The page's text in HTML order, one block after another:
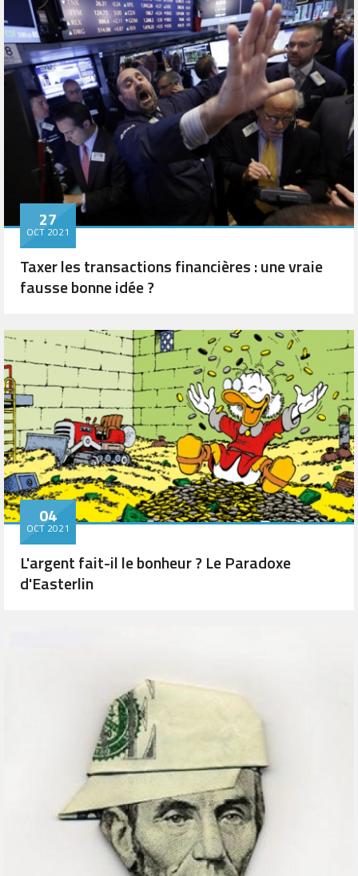
27
OCT 2021
Taxer les transactions financières : une vraie
fausse bonne idée ?
04
OCT 2021
L'argent fait-il le bonheur ? Le Paradoxe
d'Easterlin